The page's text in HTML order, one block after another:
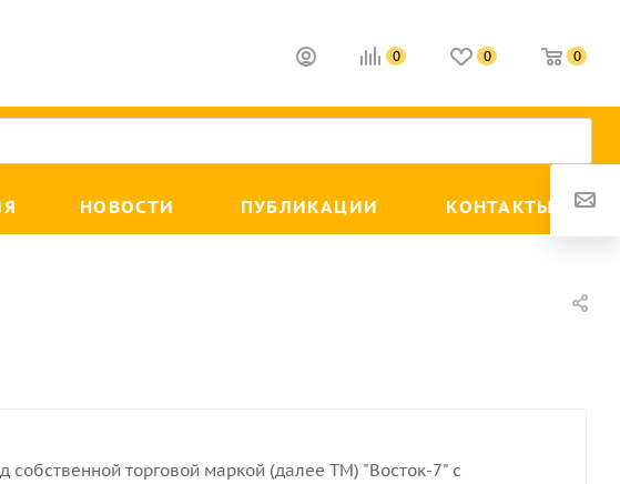
0 0 0
НОВОСТИ ПУБЛИКАЦИИ КОНТАКТЫ
торговой маркой (далее ТМ) "Восток-7" с